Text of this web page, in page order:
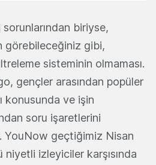
biriyse,
görebileceğiniz gibi,
sisteminin olmaması.
gençler arasından popüler
konusunda ve işin
soru işaretlerini
YouNow geçtiğimiz Nisan
niyetli izleyiciler karşısında